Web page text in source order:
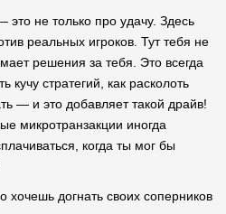
это не только про удачу. Здесь
реальных игроков. Тут тебя не
решения за тебя. Это всегда
стратегий, как расколоть
— и это добавляет такой драйв!
микротранзакции иногда
когда ты мог бы
хочешь догнать своих соперников